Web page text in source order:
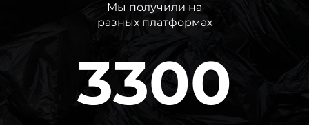
Мы получили на
разных платформах
3300